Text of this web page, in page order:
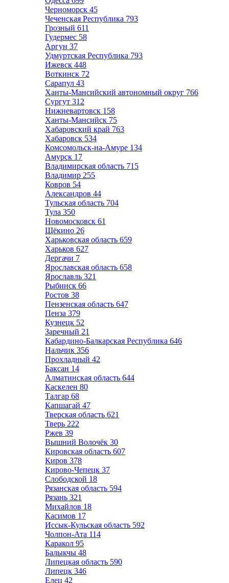
Черноморск 45
Чеченская Республика 793
Грозный 611
Гудермес 58
Аргун 37
Удмуртская Республика 793
Ижевск 448
Воткинск 72
Сарапул 43
Ханты-Мансийский автономный округ 766
Сургут 312
Нижневартовск 158
Ханты-Мансийск 75
Хабаровский край 763
Хабаровск 534
Комсомольск-на-Амуре 134
Амурск 17
Владимирская область 715
Владимир 255
Ковров 54
Александров 44
Тульская область 704
Тула 350
Новомосковск 61
Щёкино 26
Харьковская область 659
Харьков 627
Дергачи 7
Ярославская область 658
Ярославль 321
Рыбинск 66
Ростов 38
Пензенская область 647
Пенза 379
Кузнецк 52
Заречный 21
Кабардино-Балкарская Республика 646
Нальчик 356
Прохладный 42
Баксан 14
Алматинская область 644
Каскелен 80
Талгар 68
Капшагай 47
Тверская область 621
Тверь 222
Ржев 39
Вышний Волочёк 30
Кировская область 607
Киров 378
Кирово-Чепецк 37
Слободской 18
Рязанская область 594
Рязань 321
Михайлов 18
Касимов 17
Иссык-Кульская область 592
Чолпон-Ата 114
Каракол 95
Балыкчы 48
Липецкая область 590
Липецк 346
Елец 42